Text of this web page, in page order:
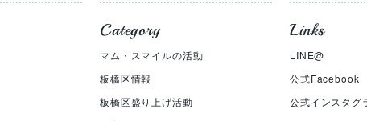
Category
マム・スマイルの活動
板橋区情報
板橋区盛り上げ活動
Links
LINE@
公式Facebook
公式インスタグ